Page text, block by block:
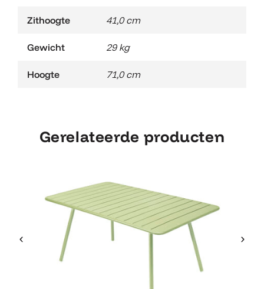
Zithoogte 41,0 cm
Gewicht 29 kg
Hoogte 71,0 cm
Gerelateerde producten